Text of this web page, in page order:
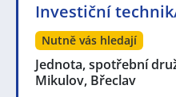
Investiční
Nutně vás hledají
Jednota, spotřební
Mikulov, Břeclav